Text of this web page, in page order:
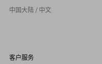
中国大陆 / 中文
客户服务